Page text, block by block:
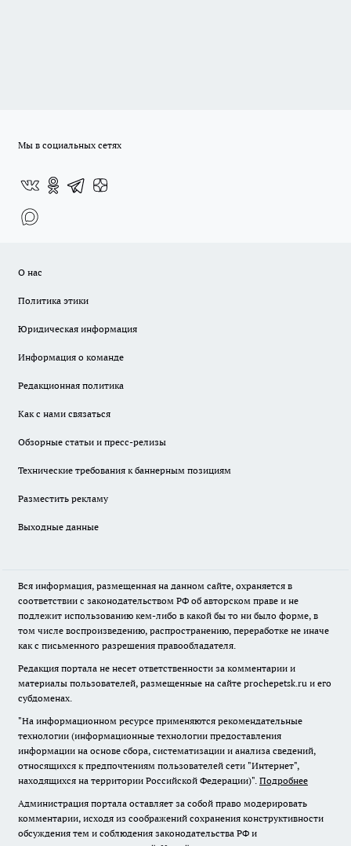
Мы в социальных сетях
О нас
Политика этики
Юридическая информация
Информация о команде
Редакционная политика
Как с нами связаться
Обзорные статьи и пресс-релизы
Технические требования к баннерным позициям
Разместить рекламу
Выходные данные
Вся информация, размещенная на данном сайте, охраняется в
соответствии с законодательством РФ об авторском праве и не
подлежит использованию кем-либо в какой бы то ни было форме, в
том числе воспроизведению, распространению, переработке не иначе
как с письменного разрешения правообладателя.
Редакция портала не несет ответственности за комментарии и
материалы пользователей, размещенные на сайте prochepetsk.ru и его
субдоменах.
"На информационном ресурсе применяются рекомендательные
технологии (информационные технологии предоставления
информации на основе сбора, систематизации и анализа сведений,
относящихся к предпочтениям пользователей сети "Интернет",
находящихся на территории Российской Федерации)". Подробнее
Администрация портала оставляет за собой право модерировать
комментарии, исходя из соображений сохранения конструктивности
обсуждения тем и соблюдения законодательства РФ и